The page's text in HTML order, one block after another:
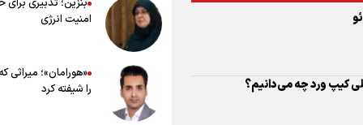
ملی کیپ ورد چه می‌دانیم؟
بنزین؛ تدبیری
امنیت انرژی
«هورامان»؛ میراثی
را شیفته کرد